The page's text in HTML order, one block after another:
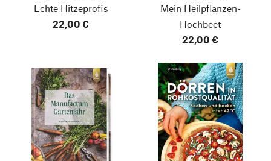
Echte Hitzeprofis
22,00 €
Mein Heilpflanzen-
Hochbeet
22,00 €